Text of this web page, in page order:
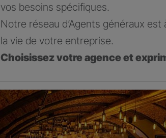
vos besoins spécifiques.
Notre réseau d’Agents généraux
la vie de votre entreprise.
Choisissez votre agence et